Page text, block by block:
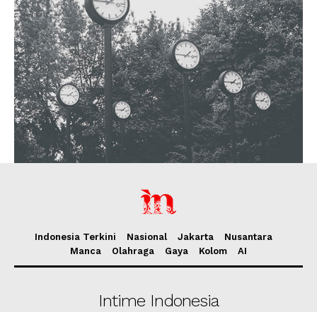
Indonesia Terkini Nasional Jakarta
Nusantara
Manca
Olahraga Gaya Kolom AI
Intime Indonesia